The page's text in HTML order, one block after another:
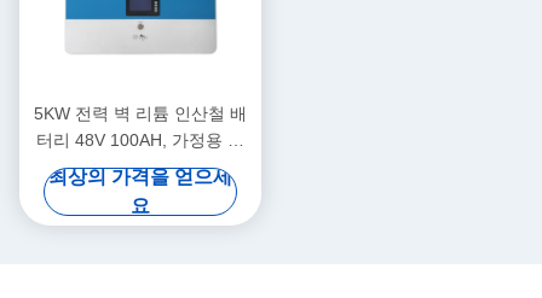
5KW 전력 벽 리튬 인산철 배
터리 48V 100AH, 가정용 에
너지 저장
최상의 가격을 얻으세
요